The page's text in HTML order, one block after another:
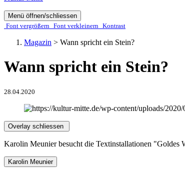
Menü öffnen/schliessen
Font ver­­größern Font ver­­kleinern Kontrast
Magazin > Wann spricht ein Stein?
Wann spricht ein Stein?
28.04.2020
Overlay schliessen
Karolin Meunier besucht die Textinstallationen
Karolin Meunier